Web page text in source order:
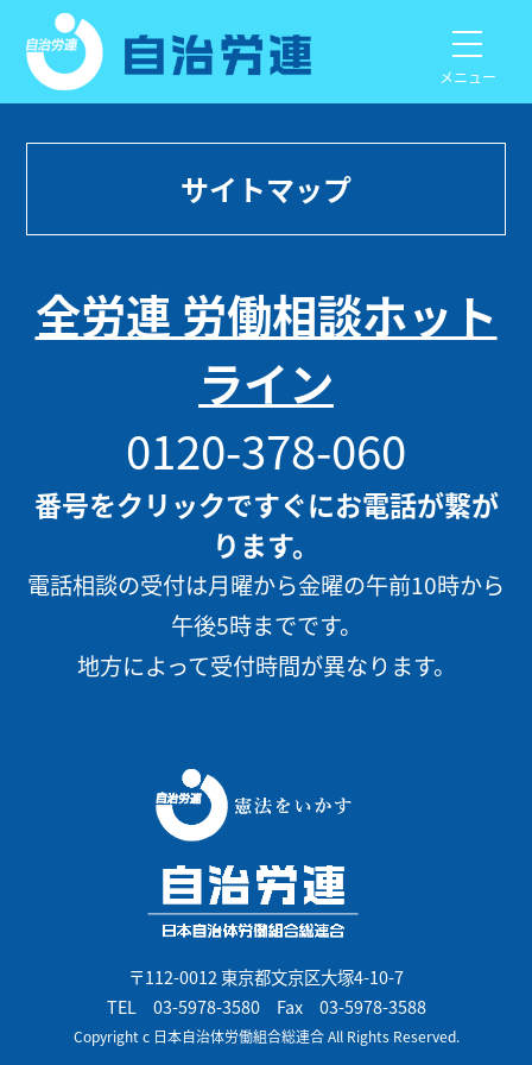
メニュー
サイトマップ
全労連 労働相談ホット
ライン
0120-378-060
番号をクリックですぐにお電話が繋が
ります。
電話相談の受付は月曜から金曜の午前10時から
午後5時までです。
地方によって受付時間が異なります。
〒112-0012 東京都文京区大塚4-10-7
TEL 03-5978-3580Fax 03-5978-3588
Copyright c 日本自治体労働組合総連合 All Rights Reserved.